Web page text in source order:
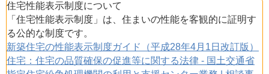
住宅性能表示制度について
「住宅性能表示制度」は、住まいの性能を客観的に証明す
る公的な制度です。
新築住宅の性能表示制度ガイド（平成28年4月1日改訂版）
住宅：住宅の品質確保の促進等に関する法律 - 国土交通省